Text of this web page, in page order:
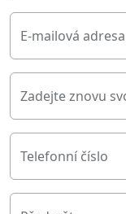
E-mailová adresa
Zadejte znovu
Telefonní číslo